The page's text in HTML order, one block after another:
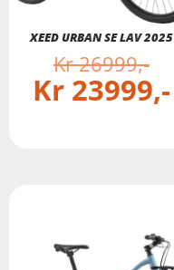
XEED URBAN SE LAV 2025
Kr26999
Kr 23999